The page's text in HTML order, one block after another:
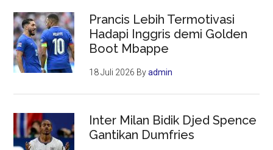
Sakit
‘Stiff-
Prancis Lebih Termotivasi
Hadapi Inggris demi Golden
Boot Mbappe
18 Juli 2026 Byadmin
Inter Milan Bidik Djed Spence
Gantikan Dumfries